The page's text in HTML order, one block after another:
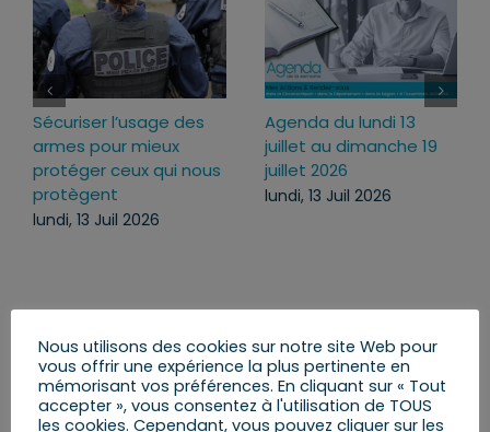
Sécuriser l’usage des
armes pour mieux
protéger ceux qui nous
protègent
lundi, 13 Juil 2026
Agenda du lundi 13
juillet au dimanche 19
juillet 2026
lundi, 13 Juil 2026
Rechercher:
Nous utilisons des cookies sur notre site Web pour
vous offrir une expérience la plus pertinente en
mémorisant vos préférences. En cliquant sur « Tout
accepter », vous consentez à l'utilisation de TOUS
les cookies. Cependant, vous pouvez cliquer sur les